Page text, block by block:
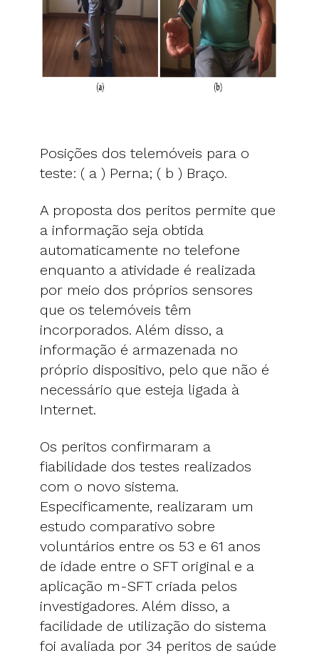
Posições dos telemóveis para o
teste: ( a ) Perna; ( b ) Braço.
A proposta dos peritos permite que
a informação seja obtida
automaticamente no telefone
enquanto a atividade é realizada
por meio dos próprios sensores
que os telemóveis têm
incorporados. Além disso, a
informação é armazenada no
próprio dispositivo, pelo que não é
necessário que esteja ligada à
Internet.
Os peritos confirmaram a
fiabilidade dos testes realizados
com o novo sistema.
Especificamente, realizaram um
estudo comparativo sobre
voluntários entre os 53 e 61 anos
de idade entre o SFT original e a
aplicação m-SFT criada pelos
investigadores. Além disso, a
facilidade de utilização do sistema
foi avaliada por 34 peritos de saúde